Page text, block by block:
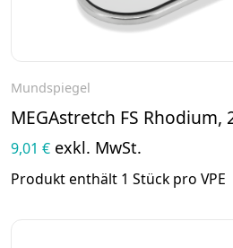
Mundspiegel
MEGAstretch FS Rhodium,
9,01 € exkl. MwSt.
Produkt enthält 1 Stück pro VPE